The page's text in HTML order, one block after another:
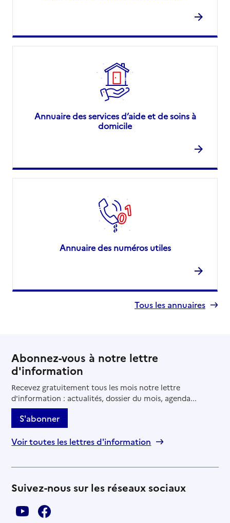
Annuaire des services d’aide et de soins à
domicile
Annuaire des numéros utiles
Tous les annuaires
Abonnez-vous à notre lettre
d'information
Recevez gratuitement tous les mois notre lettre
d'information : actualités, dossier du mois, agenda...
S'abonner
Voir toutes les lettres d'information
Suivez-nous sur les réseaux sociaux